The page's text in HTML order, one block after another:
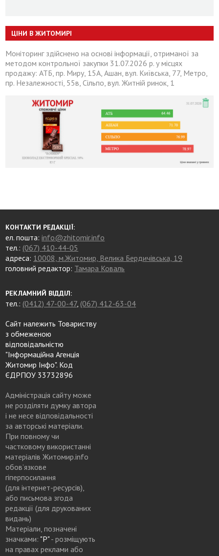
ЦІНИ В ЖИТОМИРІ
Моніторинг здійснено на основі інформації, отриманої за
методом контрольної закупки 31.07.2026 р. у місцях
продажу: АТБ, пр. Миру, 15А, Ашан, вул. Київська, 77, Метро,
пр. Незалежності, 55в, Сільпо, вул. Житній ринок, 1
КОНТАКТИ РЕДАКЦІЇ:
ел. пошта:info@zhitomir.info
тел.: (067) 410-44-05
адреса: 10008, м.Житомир, Велика Бердичівська, 19
головний редактор: Тамара Коваль
РЕКЛАМНИЙ ВІДДІЛ:
тел.: (0412) 47-00-47, (067) 412-63-04
Сайт належить Товариству
з обмеженою
відповідальністю
"Інформаційна Агенція
Житомир Інфо". Код
ЄДРПОУ 33732896
Адміністрація сайту може
не розділяти думку автора
і не несе відповідальності
за авторські матеріали.
При повному чи
частковому використанні
матеріалів Житомир.info
обов’язкове
гіперпосилання
(для інтернет-ресурсів),
або письмова згода
редакції (для друкованих
видань)
Матеріали, позначені
значками: "Р"- розміщують
на правах реклами або